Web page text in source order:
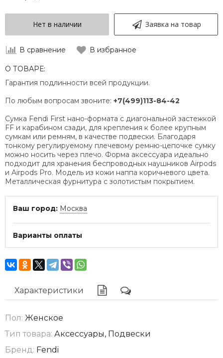
Нет в наличии Заявка на товар
В сравнение В избранное
О ТОВАРЕ:
Гарантия подлинности всей продукции.
По любым вопросам звоните: +7(499)113-84-42
Сумка Fendi First нано-формата с диагональной застежкой
FF и карабином сзади, для крепления к более крупным
сумкам или ремням, в качестве подвески. Благодаря
тонкому регулируемому плечевому ремню-цепочке сумку
можно носить через плечо. Форма аксессуара идеально
подходит для хранения беспроводных наушников Airpods
и Airpods Pro. Модель из кожи наппа коричневого цвета.
Металлическая фурнитура с золотистым покрытием.
Ваш город: Москва
Варианты оплаты
Характеристики
Пол: Женское
Тип товара: Аксессуары, Подвески
Бренд: Fendi